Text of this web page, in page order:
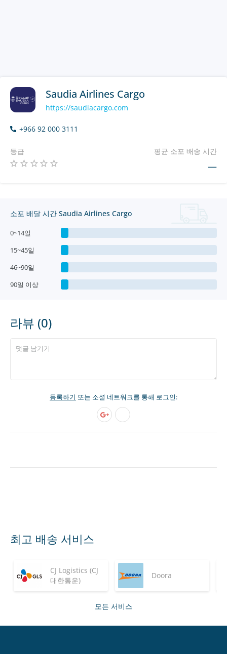
Saudia Airlines Cargo
https://saudiacargo.com
+966 92 000 3111
등급 평균 소포 배송 시간
—
소포 배달 시간 Saudia Airlines Cargo
0~14일
15~45일
46~90일
90일 이상
라뷰 (0)
등록하기 또는 소셜 네트워크를 통해 로그인:
최고 배송 서비스
CJ Logistics (CJ
대한통운)
Doora
모든 서비스